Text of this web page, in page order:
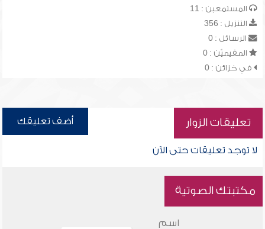
المستمعين : 11
التنزيل : 356
الرسائل : 0
المقيميّن : 0
في خزائن : 0
تعليقات الزوار أضف تعليقك
لا توجد تعليقات حتى الآن
مكتبتك الصوتية
اسم